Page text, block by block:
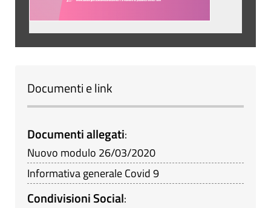
Documenti e link
Documenti allegati:
Nuovo modulo 26/03/2020
Informativa generale Covid 9
Condivisioni Social: